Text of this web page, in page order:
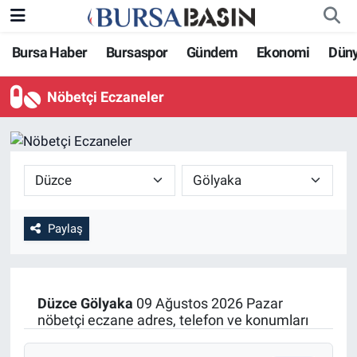
Bursa Haber Bursaspor Gündem Ekonomi
Nöbetçi Eczaneler
Paylaş
Düzce Gölyaka 09 Ağustos 2026 Pazar
nöbetçi eczane adres, telefon ve konumları
Bursa Haber
Genel
Politika
Bilim, Teknoloji
KÜLTÜR-SANAT
Bursaspor
Gündem
Bursa Nöbetçi Eczaneler
Bursa Hava Durumu
Bursa Namaz Vakitleri
Bursa Trafik Yoğunluk Haritası
Süper Lig Puan Durumu ve Fikstür
Son Dakika Haberleri
Haber Arşivi